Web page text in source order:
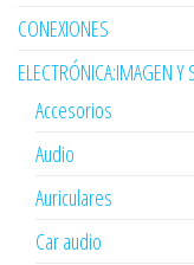
CONEXIONES
ELECTRÓNICA:IMAGEN
Accesorios
Audio
Auriculares
Car audio